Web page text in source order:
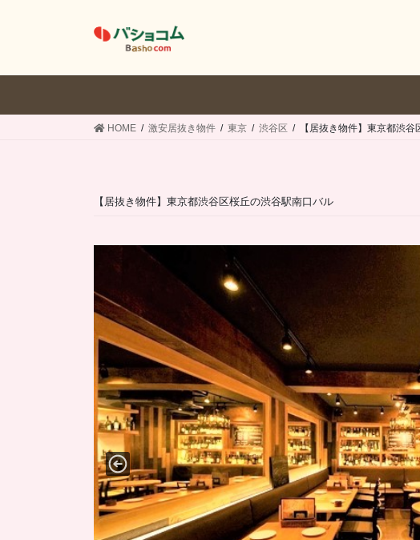
HOME 激安居抜き物件 東京 渋谷区 【居抜き物件】東京都渋
【居抜き物件】東京都渋谷区桜丘の渋谷駅南口バル